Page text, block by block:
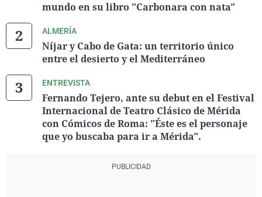
mundo en su libro "Carbonara con nata"
ALMERÍA
Níjar y Cabo de Gata: un territorio único
entre el desierto y el Mediterráneo
ENTREVISTA
Fernando Tejero, ante su debut en el Festival
Internacional de Teatro Clásico de Mérida
con Cómicos de Roma: "Éste es el personaje
que yo buscaba para ir a Mérida".